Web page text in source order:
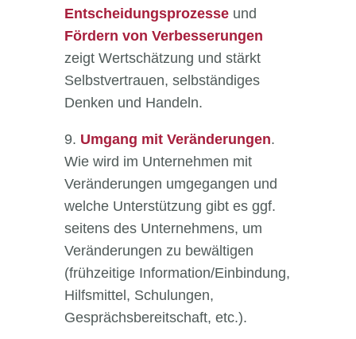
Entscheidungsprozesse und
Fördern von Verbesserungen
zeigt Wertschätzung und stärkt
Selbstvertrauen, selbständiges
Denken und Handeln.
9. Umgang mit Veränderungen.
Wie wird im Unternehmen mit
Veränderungen umgegangen und
welche Unterstützung gibt es ggf.
seitens des Unternehmens, um
Veränderungen zu bewältigen
(frühzeitige Information/Einbindung,
Hilfsmittel, Schulungen,
Gesprächsbereitschaft, etc.).